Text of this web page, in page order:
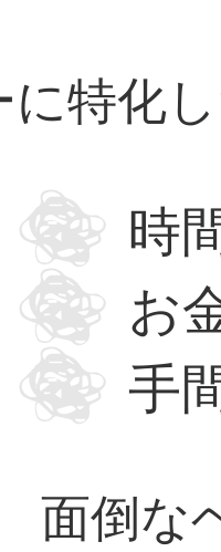
特化
時
お
手
面倒な